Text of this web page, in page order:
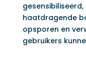
haatdragende
opsporen en
gebruikers